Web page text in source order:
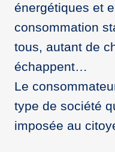
énergétiques et
consommation
tous, autant de
échappent…
Le
type de société
imposée au